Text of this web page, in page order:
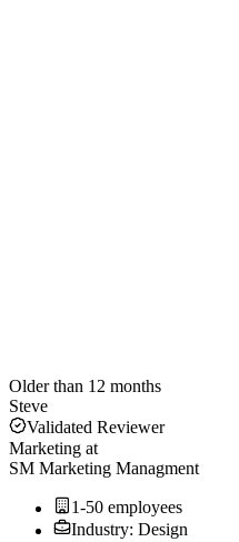
Older than 12 months
Steve
Validated Reviewer
Marketing at
SM Marketing Managment
1-50 employees
Industry: Design